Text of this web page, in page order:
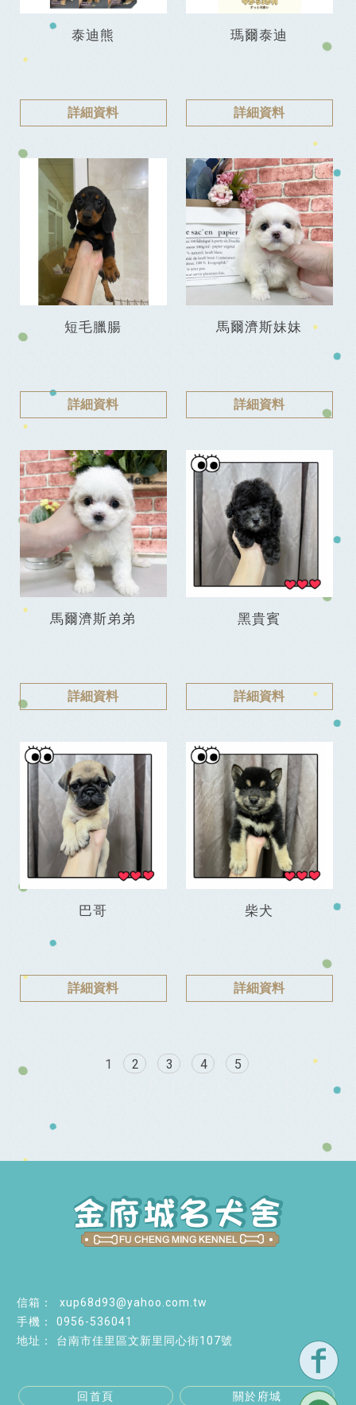
泰迪熊
詳細資料
瑪爾泰迪
詳細資料
短毛臘腸
詳細資料
馬爾濟斯妹妹
詳細資料
馬爾濟斯弟弟
詳細資料
黑貴賓
詳細資料
巴哥
詳細資料
柴犬
詳細資料
1 2 3 4 5
0956-536041
xup68d93@yahoo.com.tw
台南市佳里區文新里同心街107號
回首頁 關於府城